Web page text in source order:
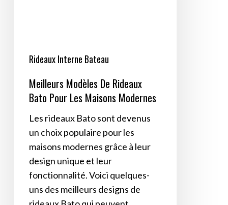
Modernes
Rideaux Interne Bateau
Meilleurs Modèles De Rideaux
Bato Pour Les Maisons Modernes
Les rideaux Bato sont devenus
un choix populaire pour les
maisons modernes grâce à leur
design unique et leur
fonctionnalité. Voici quelques-
uns des meilleurs designs de